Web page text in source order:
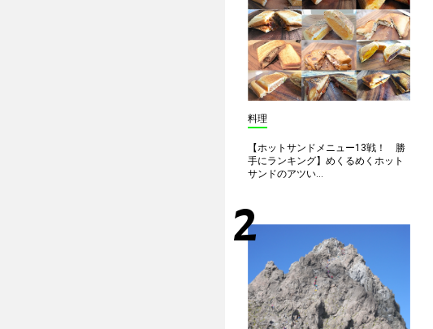
料理
【ホットサンドメニュー13戦！ 勝
手にランキング】めくるめくホット
サンドのアツい...